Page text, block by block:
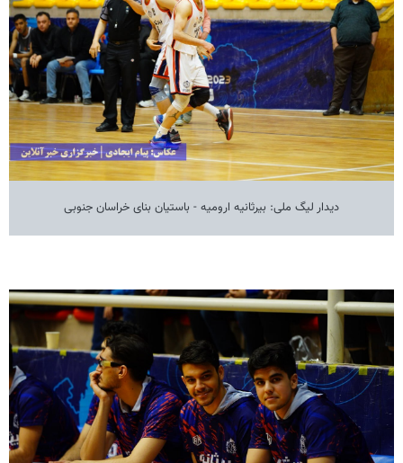
دیدار لیگ ملی: بیرثانیه ارومیه - باستیان بنای خراسان جنوبی